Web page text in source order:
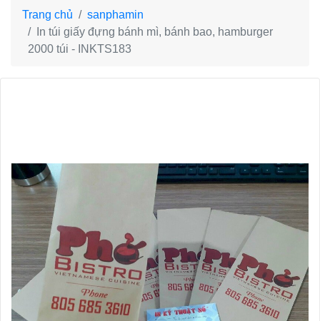
Trang chủ
sanphamin
In túi giấy đựng bánh mì, bánh bao, hamburger
2000 túi - INKTS183